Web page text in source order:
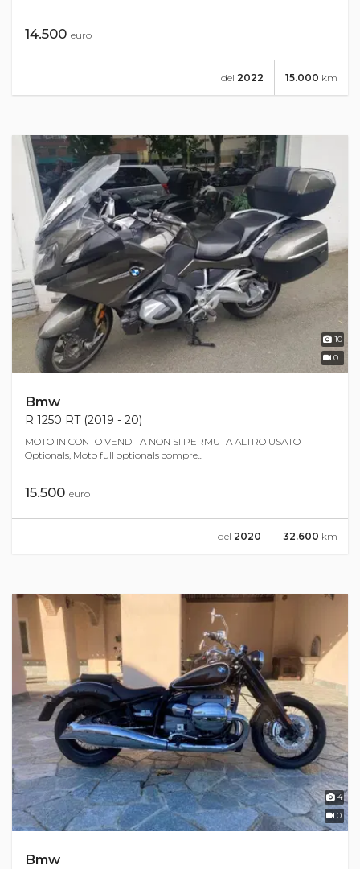
14.500 euro
15.000 km
del 2022
10
0
Bmw
R 1250 RT (2019 - 20)
MOTO IN CONTO VENDITA NON SI PERMUTA ALTRO USATO
Optionals, Moto full optionals compre...
15.500 euro
32.600 km
del 2020
4
0
Bmw